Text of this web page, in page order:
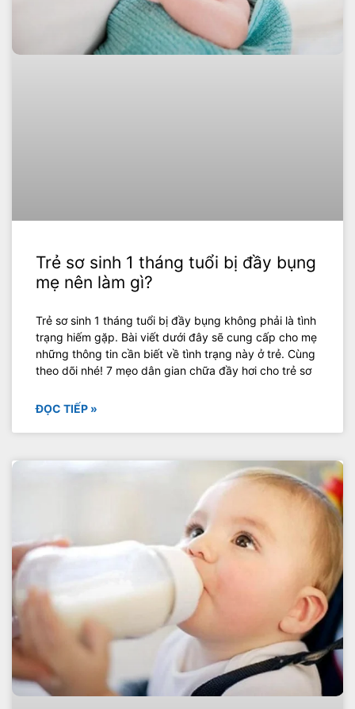
Trẻ sơ sinh 1 tháng tuổi bị đầy bụng
mẹ nên làm gì?
Trẻ sơ sinh 1 tháng tuổi bị đầy bụng không phải là tình
trạng hiếm gặp. Bài viết dưới đây sẽ cung cấp cho mẹ
những thông tin cần biết về tình trạng này ở trẻ. Cùng
theo dõi nhé! 7 mẹo dân gian chữa đầy hơi cho trẻ sơ
ĐỌC TIẾP »